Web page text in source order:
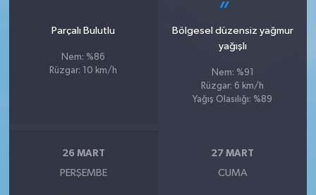
Parçalı Bulutlu
Nem: %86
Rüzgar: 10 km/h
Bölgesel düzensiz yağmur
yağışlı
Nem: %91
Rüzgar: 6 km/h
Yağış Olasılığı: %89
26 MART
PERŞEMBE
27 MART
CUMA